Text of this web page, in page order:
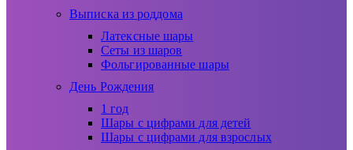
Выписка из роддома
Латексные шары
Сеты из шаров
Фольгированные шары
День Рождения
1 год
Шары с цифрами для детей
Шары с цифрами для взрослых